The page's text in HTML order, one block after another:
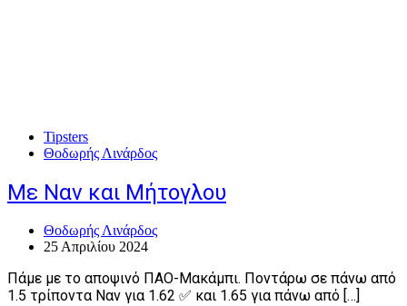
Tipsters
Θοδωρής Λινάρδος
Με Ναν και Μήτογλου
Θοδωρής Λινάρδος
25 Απριλίου 2024
Πάμε με το αποψινό ΠΑΟ-Μακάμπι. Ποντάρω σε πάνω από
1.5 τρίποντα Ναν για 1.62 ✅ και 1.65 για πάνω από […]